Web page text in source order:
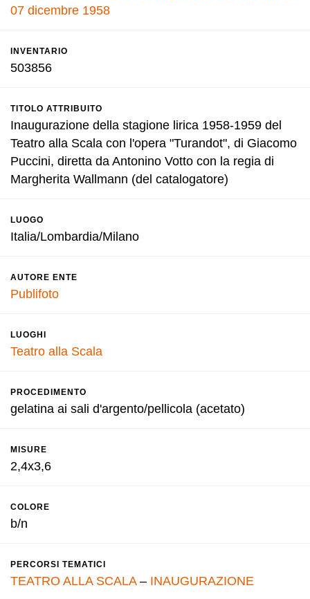
07 dicembre 1958
INVENTARIO
503856
TITOLO ATTRIBUITO
Inaugurazione della stagione lirica 1958-1959 del
Teatro alla Scala con l'opera "Turandot", di Giacomo
Puccini, diretta da Antonino Votto con la regia di
Margherita Wallmann (del catalogatore)
LUOGO
Italia/Lombardia/Milano
AUTORE ENTE
Publifoto
LUOGHI
Teatro alla Scala
PROCEDIMENTO
gelatina ai sali d'argento/pellicola (acetato)
MISURE
2,4x3,6
COLORE
b/n
PERCORSI TEMATICI
TEATRO ALLA SCALA– INAUGURAZIONE